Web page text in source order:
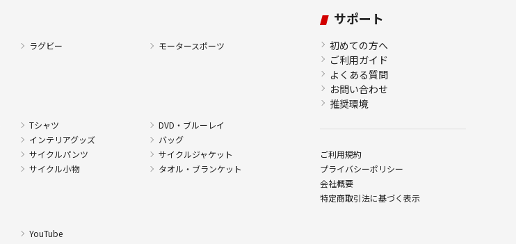
ラグビー
モータースポーツ
Tシャツ
DVD・ブルーレイ
インテリアグッズ
バッグ
サイクルパンツ
サイクルジャケット
サイクル小物 タオル・ブランケット
YouTube
サポート
初めての方へ
ご利用ガイド
よくある質問
お問い合わせ
推奨環境
ご利用規約
プライバシーポリシー
会社概要
特定商取引法に基づく表示